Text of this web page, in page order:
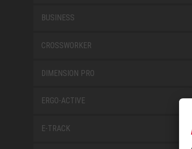
BUSINESS
CROSSWORKER
DIMENSION PRO
ERGO-ACTIVE
E-TRACK